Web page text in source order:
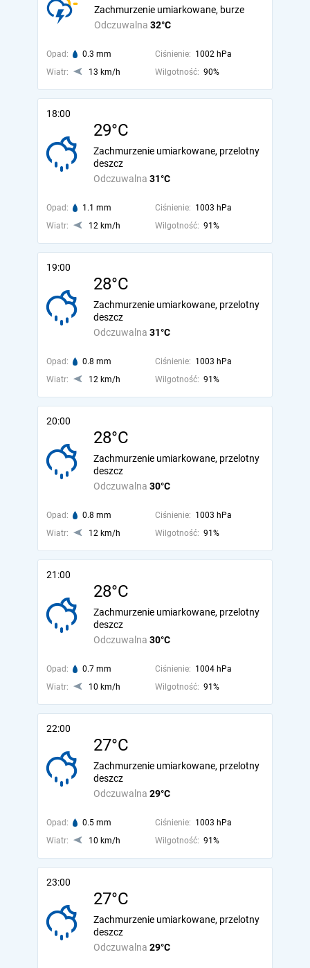
Odczuwalna 32°C
Zachmurzenie umiarkowane, burze
Opad: 0.3 mm Ciśnienie: 1002 hPa
Wiatr:
13 km/h Wilgotność: 90%
18:00
29°C
Odczuwalna 31°C
Zachmurzenie umiarkowane, przelotny
deszcz
Opad: 1.1 mm Ciśnienie: 1003 hPa
Wiatr:
12 km/h Wilgotność: 91%
19:00
28°C
Odczuwalna 31°C
Zachmurzenie umiarkowane, przelotny
deszcz
Opad: 0.8 mm Ciśnienie: 1003 hPa
Wiatr:
12 km/h Wilgotność: 91%
20:00
28°C
Odczuwalna 30°C
Zachmurzenie umiarkowane, przelotny
deszcz
Opad: 0.8 mm Ciśnienie: 1003 hPa
Wiatr:
12 km/h Wilgotność: 91%
21:00
28°C
Odczuwalna 30°C
Zachmurzenie umiarkowane, przelotny
deszcz
Opad: 0.7 mm Ciśnienie: 1004 hPa
Wiatr:
10 km/h Wilgotność: 91%
22:00
27°C
Odczuwalna 29°C
Zachmurzenie umiarkowane, przelotny
deszcz
Opad: 0.5 mm Ciśnienie: 1003 hPa
Wiatr:
10 km/h Wilgotność: 91%
23:00
27°C
Odczuwalna 29°C
Zachmurzenie umiarkowane, przelotny
deszcz